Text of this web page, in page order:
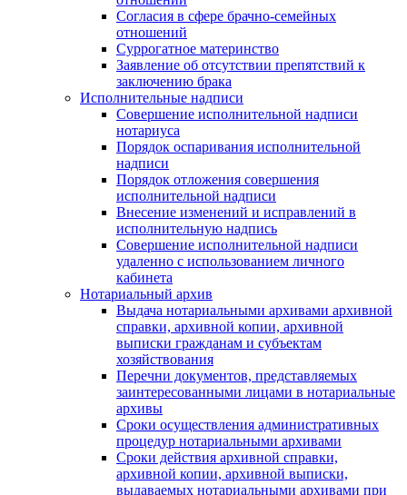
Согласия в сфере брачно-семейных
отношений
Суррогатное материнство
Заявление об отсутствии препятствий к
заключению брака
Исполнительные надписи
Совершение исполнительной надписи
нотариуса
Порядок оспаривания исполнительной
надписи
Порядок отложения совершения
исполнительной надписи
Внесение изменений и исправлений в
исполнительную надпись
Совершение исполнительной надписи
удаленно с использованием личного
кабинета
Нотариальный архив
Выдача нотариальными архивами архивной
справки, архивной копии, архивной
выписки гражданам и субъектам
хозяйствования
Перечни документов, представляемых
заинтересованными лицами в нотариальные
архивы
Сроки осуществления административных
процедур нотариальными архивами
Сроки действия архивной справки,
архивной копии, архивной выписки,
выдаваемых нотариальными архивами при